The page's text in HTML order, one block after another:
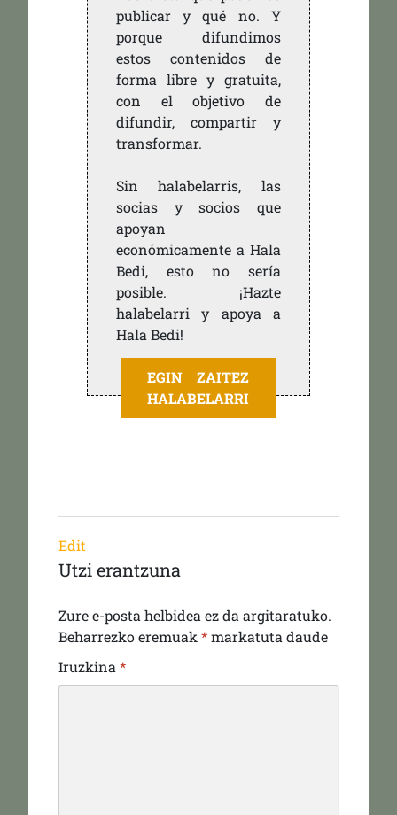
publicar y qué no. Y
porque difundimos
estos contenidos de
forma libre y gratuita,
con el objetivo de
difundir, compartir y
transformar.
Sin halabelarris, las
socias y socios que
apoyan
económicamente a Hala
Bedi, esto no sería
posible. ¡Hazte
halabelarri y apoya a
Hala Bedi!
EGIN ZAITEZ
HALABELARRI
Edit
Utzi erantzuna
Zure e-posta helbidea ez da argitaratuko.
Beharrezko eremuak *markatuta daude
Iruzkina *